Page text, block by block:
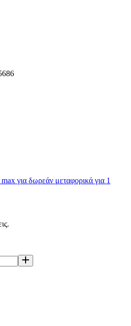
για δωρεάν μεταφορικά για 1